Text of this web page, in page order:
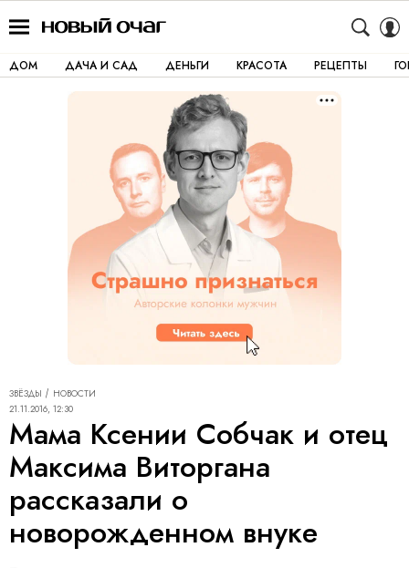
ДОМ ДАЧА И САД ДЕНЬГИ КРАСОТА РЕЦЕПТЫ
ЗВЁЗДЫ
НОВОСТИ
21.11.2016, 12:30
Мама Ксении Собчак и отец
Максима Виторгана
рассказали о
новорожденном внуке